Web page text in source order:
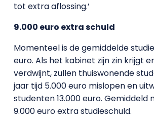
tot extra aflossing.’
9.000 euro extra schuld
Momenteel is de gemiddelde
euro. Als het kabinet zijn zin krijgt
verdwijnt, zullen thuiswonende
jaar tijd 5.000 euro mislopen en
studenten 13.000 euro. Gemiddeld
9.000 euro extra studieschuld.